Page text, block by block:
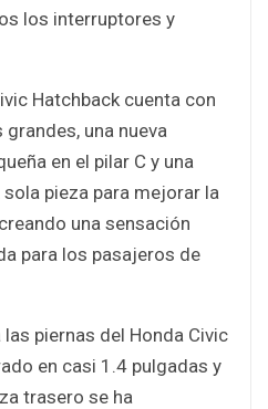
los interruptores y
Hatchback cuenta con
una nueva
en el pilar C y una
pieza para mejorar la
una sensación
para los pasajeros de
piernas del Honda Civic
en casi 1.4 pulgadas y
trasero se ha